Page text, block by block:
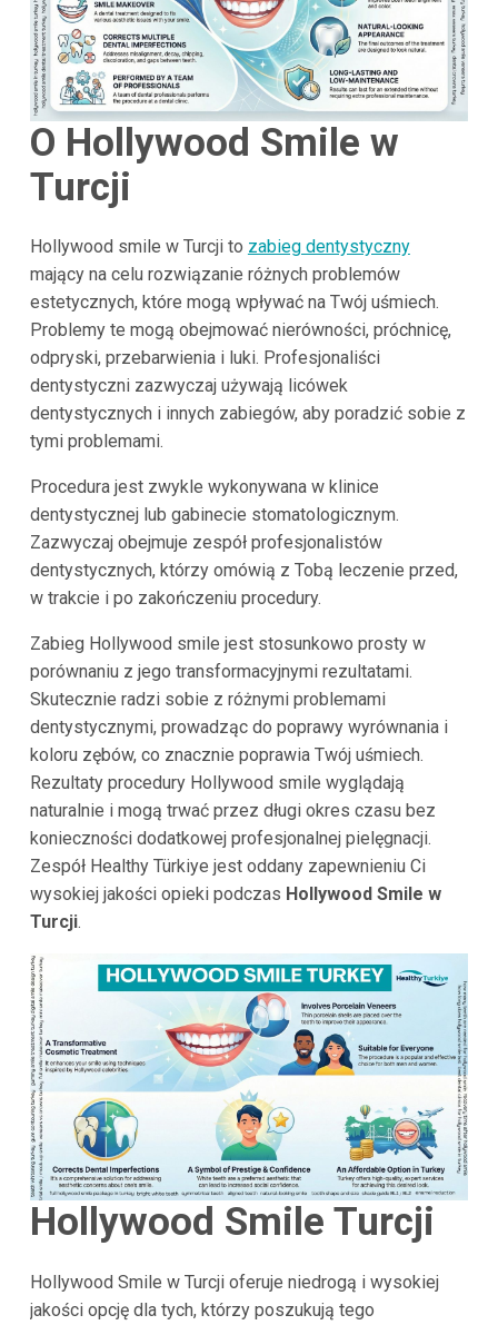
O Hollywood Smile w
Turcji
Hollywood smile w Turcji to zabieg dentystyczny
mający na celu rozwiązanie różnych problemów
estetycznych, które mogą wpływać na Twój uśmiech.
Problemy te mogą obejmować nierówności, próchnicę,
odpryski, przebarwienia i luki. Profesjonaliści
dentystyczni zazwyczaj używają licówek
dentystycznych i innych zabiegów, aby poradzić sobie z
tymi problemami.
Procedura jest zwykle wykonywana w klinice
dentystycznej lub gabinecie stomatologicznym.
Zazwyczaj obejmuje zespół profesjonalistów
dentystycznych, którzy omówią z Tobą leczenie przed,
w trakcie i po zakończeniu procedury.
Zabieg Hollywood smile jest stosunkowo prosty w
porównaniu z jego transformacyjnymi rezultatami.
Skutecznie radzi sobie z różnymi problemami
dentystycznymi, prowadząc do poprawy wyrównania i
koloru zębów, co znacznie poprawia Twój uśmiech.
Rezultaty procedury Hollywood smile wyglądają
naturalnie i mogą trwać przez długi okres czasu bez
konieczności dodatkowej profesjonalnej pielęgnacji.
Zespół Healthy Türkiye jest oddany zapewnieniu Ci
wysokiej jakości opieki podczas Hollywood Smile w
Turcji.
Hollywood Smile Turcji
Hollywood Smile w Turcji oferuje niedrogą i wysokiej
jakości opcję dla tych, którzy poszukują tego